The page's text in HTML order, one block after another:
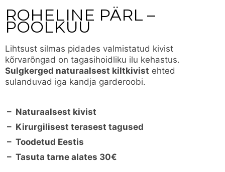
ROHELINE PÄRL –
POOLKUU
Lihtsust silmas pidades valmistatud kivist
kõrvarõngad on tagasihoidliku ilu kehastus.
Sulgkerged naturaalsest kiltkivist ehted
sulanduvad iga kandja garderoobi.
– Naturaalsest kivist
– Kirurgilisest terasest tagused
– Toodetud Eestis
– Tasuta tarne alates 30€